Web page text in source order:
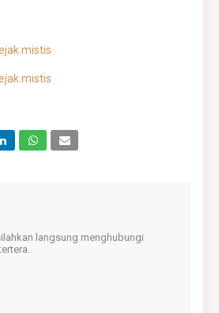
langsung menghubungi